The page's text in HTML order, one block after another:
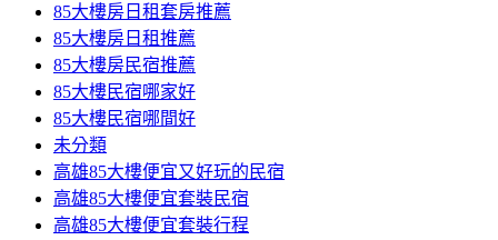
85大樓房日租套房推薦
85大樓房日租推薦
85大樓房民宿推薦
85大樓民宿哪家好
85大樓民宿哪間好
未分類
高雄85大樓便宜又好玩的民宿
高雄85大樓便宜套裝民宿
高雄85大樓便宜套裝行程